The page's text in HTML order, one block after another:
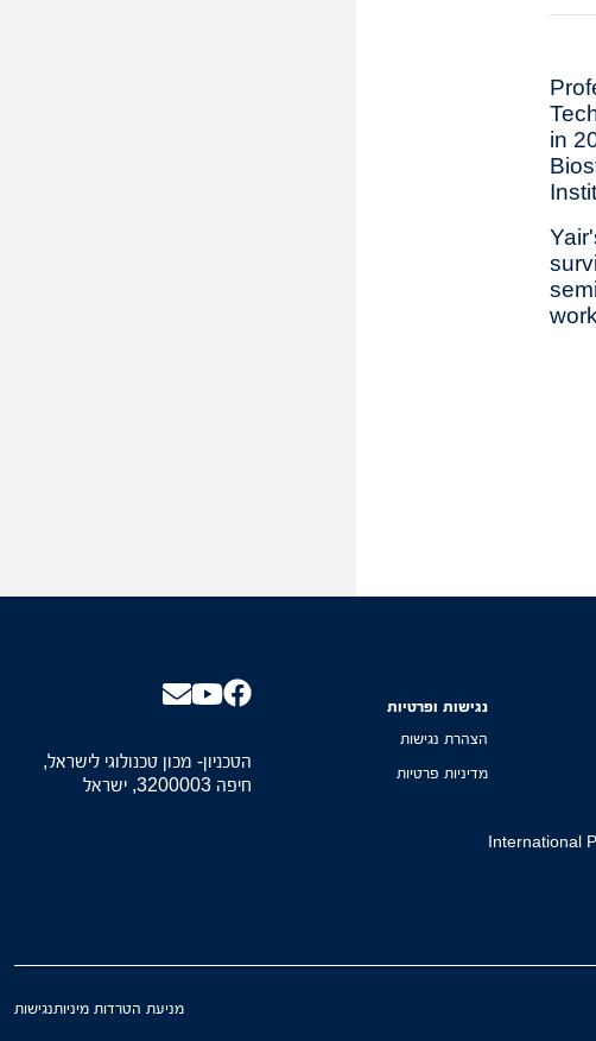
in
International
נגישות ופרטיות
הצהרת נגישות
מדיניות פרטיות
הטכניון- מכון טכנולוגי לישראל,
חיפה 3200003, ישראל
מניעת הטרדות מיניותנגישות